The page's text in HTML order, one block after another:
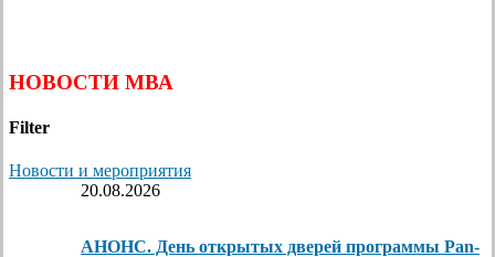
НОВОСТИ МВА
Filter
Новости и мероприятия
20.08.2026
АНОНС. День открытых дверей программы Pan-